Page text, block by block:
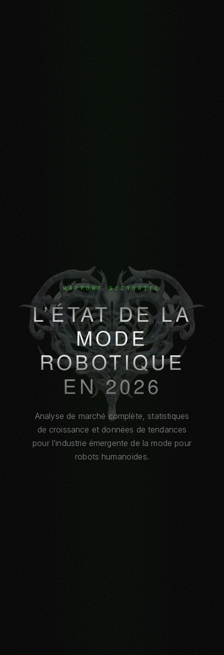
RAPPORT SECTORIEL
L’ÉTAT DE LA
MODE
ROBOTIQUE
EN 2026
Analyse de marché complète, statistiques
de croissance et données de tendances
pour l’industrie émergente de la mode pour
robots humanoïdes.